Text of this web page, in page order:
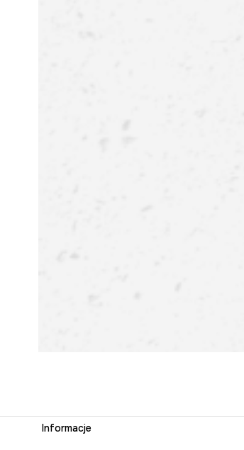
Informacje